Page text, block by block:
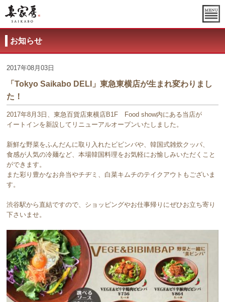
お知らせ
2017年08月03日
「Tokyo Saikabo DELI」東急東横店が生まれ変わりまし
た！
2017年8月3日、東急百貨店東横店B1F Food show内にある当店が
イートインを新設してリニューアルオープンいたしました。
新鮮な野菜をふんだんに取り入れたビビンバや、韓国式雑炊クッパ、
食感が人気の冷麺など、本場韓国料理をお気軽にお愉しみいただくこと
ができます。
また彩り豊かなお弁当やチヂミ、白菜キムチのテイクアウトもございま
す。
渋谷駅から直結ですので、ショッピングやお仕事帰りにぜひお立ち寄り
下さいませ。